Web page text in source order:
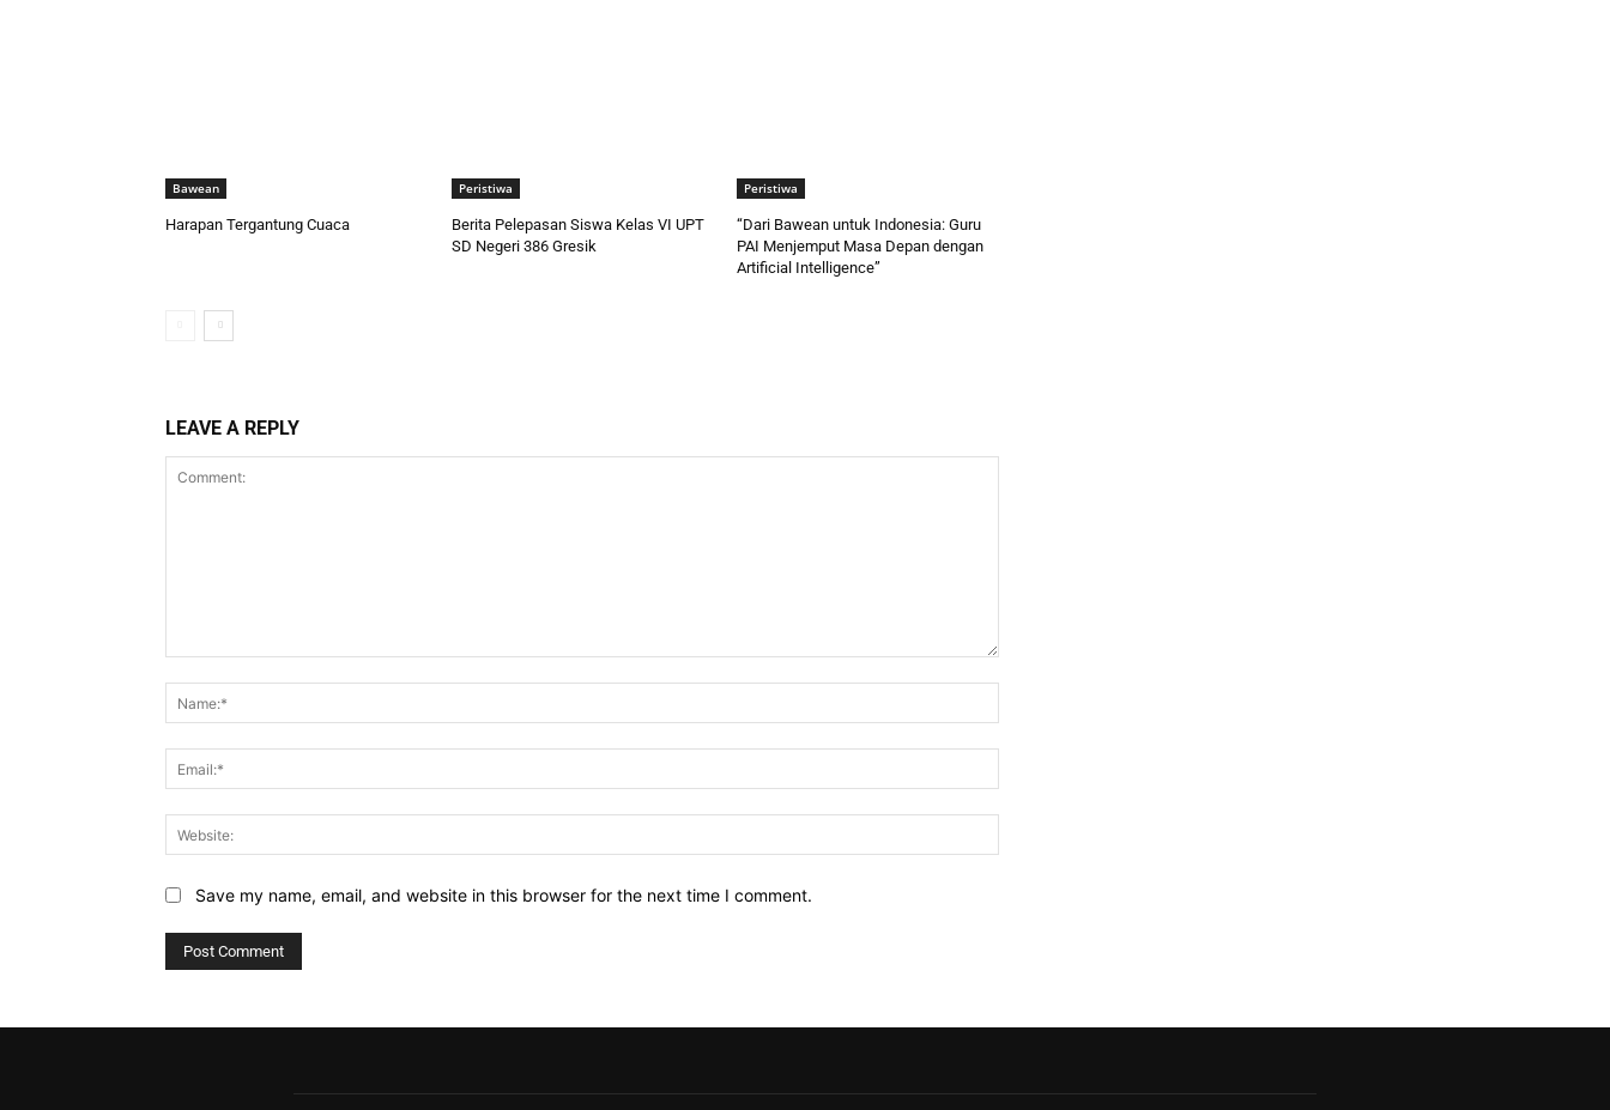
Bawean
Harapan Tergantung Cuaca
Peristiwa
Berita Pelepasan Siswa Kelas VI UPT
SD Negeri 386 Gresik
Peristiwa
“Dari Bawean untuk Indonesia: Guru
PAI Menjemput Masa Depan dengan
Artificial Intelligence”
LEAVE A REPLY
Save my name, email, and website in this browser for the next time I comment.